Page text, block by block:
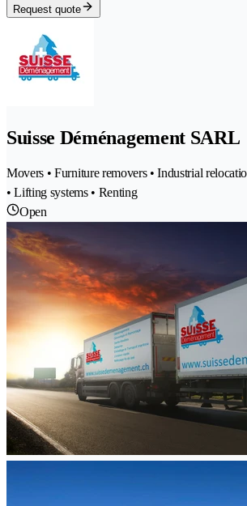
Request quote
Suisse Déménagement SARL
Movers • Furniture removers • Industrial
• Lifting systems • Renting
Open